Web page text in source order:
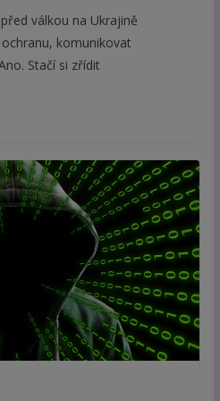
válkou na Ukrajině
komunikovat
Stačí si zřídit